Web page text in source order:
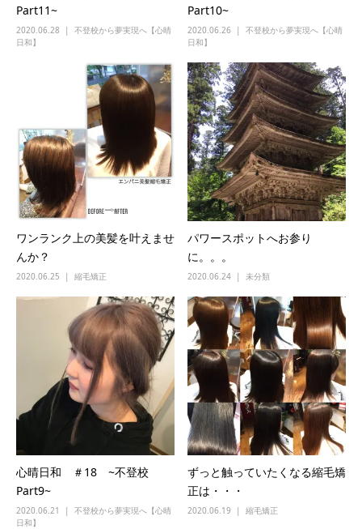
Part11~
2020.06.28
不登校から夢実現へ【心晴
日和】
Part10~
2020.06.26
不登校から夢実現へ【心晴
日和】
ワンランク上の美髪を叶えませ
んか？
2020.06.25 縮毛矯正
パワースポットへお参り
に。。。
2020.06.24 未分類
心晴日和 ＃18 ~不登校
Part9~
2020.06.21
不登校から夢実現へ【心晴
日和】
ずっと触っていたくなる縮毛矯
正は・・・
2020.06.19 縮毛矯正